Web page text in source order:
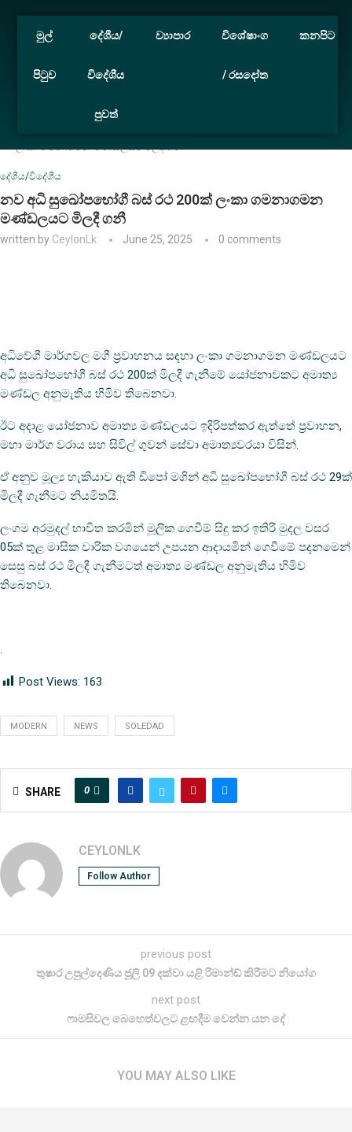
මුල්
පිටුව
දේශීය/
විදේශීය
පුවත්
ව්‍යාපාර විශේෂාංග
/ රසදෝත
කනපිට
ලංකා ගමනාගමන මණ්ඩලයට මිලදී ගනී
දේශීය/විදේශීය
නව අධි සුඛෝපභෝගී බස් රථ 200ක් ලංකා ගමනාගමන
මණ්ඩලයට මිලදී ගනී
written by CeylonLk June 25, 2025 0 comments
අධිවේගී මාර්ගවල මගී ප්‍රවාහනය සඳහා ලංකා ගමනාගමන මණ්ඩලයට
අධි සුඛෝපභෝගී බස් රථ 200ක් මිලදී ගැනීමේ යෝජනාවකට අමාත්‍ය
මණ්ඩල අනුමැතිය හිමිව තිබෙනවා.
ඊට අදාළ යෝජනාව අමාත්‍ය මණ්ඩලයට ඉදිරිපත්කර ඇත්තේ ප්‍රවාහන,
මහා මාර්ග වරාය සහ සිවිල් ගුවන් සේවා අමාත්‍යවරයා විසින්.
ඒ අනුව මූල්‍ය හැකියාව ඇති ඩිපෝ මගින් අධි සුඛෝපභෝගී බස් රථ 29ක්
මිලදී ගැනීමට නියමිතයි.
ලංගම අරමුදල් භාවිත කරමින් මූලික ගෙවීම් සිදු කර ඉතිරි මුදල වසර
05ක් තුළ මාසික වාරික වශයෙන් උපයන ආදායමින් ගෙවීමේ පදනමෙන්
සෙසු බස් රථ මිලදී ගැනීමටත් අමාත්‍ය මණ්ඩල අනුමැතිය හිමිව
තිබෙනවා.
.
Post Views: 163
MODERN NEWS SOLEDAD
SHARE 0
CEYLONLK
Follow Author
previous post
තුෂාර උපුල්දෙණිය ජූලි 09 දක්වා යළි රිමාන්ඩ් කිරීමට නියෝග
next post
ෆාමසිවල බෙහෙත්වලට ළඟදීම වෙන්න යන දේ
YOU MAY ALSO LIKE